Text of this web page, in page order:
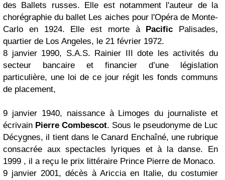
des Ballets russes. Elle est notamment l'auteur de la
chorégraphie du ballet Les aiches pour l'Opéra de Monte-
Carlo en 1924. Elle est morte à Pacific Palisades,
quartier de Los Angeles, le 21 février 1972.
8 janvier 1990, S.A.S. Rainier III dote les activités du
secteur bancaire et financier d’une législation
particulière, une loi de ce jour régit les fonds communs
de placement,
9 janvier 1940, naissance à Limoges du journaliste et
écrivain Pierre Combescot. Sous le pseudonyme de Luc
Décygnes, il tient dans le Canard Enchaîné, une rubrique
consacrée aux spectacles lyriques et à la danse. En
1999 , il a reçu le prix littéraire Prince Pierre de Monaco.
9 janvier 2001, décès à Ariccia en Italie, du costumier